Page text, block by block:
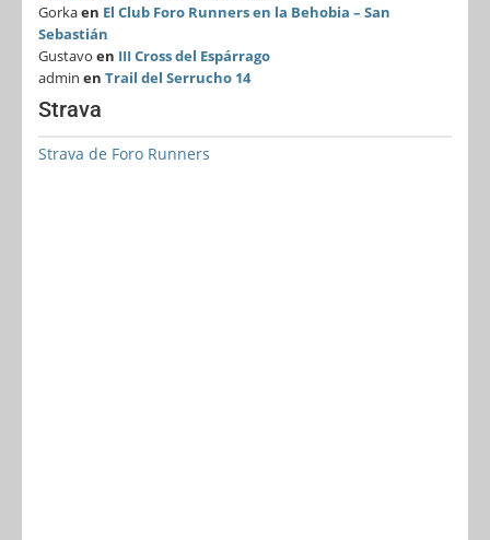
Gorkaen El Club Foro Runners en la Behobia – San
Sebastián
Gustavo en III Cross del Espárrago
admin en Trail del Serrucho 14
Strava
Strava de Foro Runners